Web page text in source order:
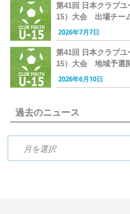
第41回 日本クラブ
15）大会 出場チー
2026年7月7日
第41回 日本クラブ
15）大会 地域予選
2026年6月10日
過去のニュース